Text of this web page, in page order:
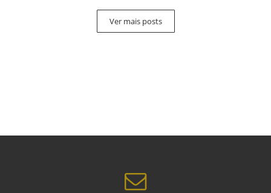
Ver mais posts